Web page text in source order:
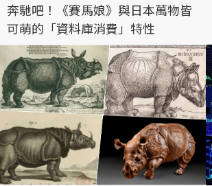
奔馳吧！《賽馬娘》與日本萬物皆
可萌的「資料庫消費」特性